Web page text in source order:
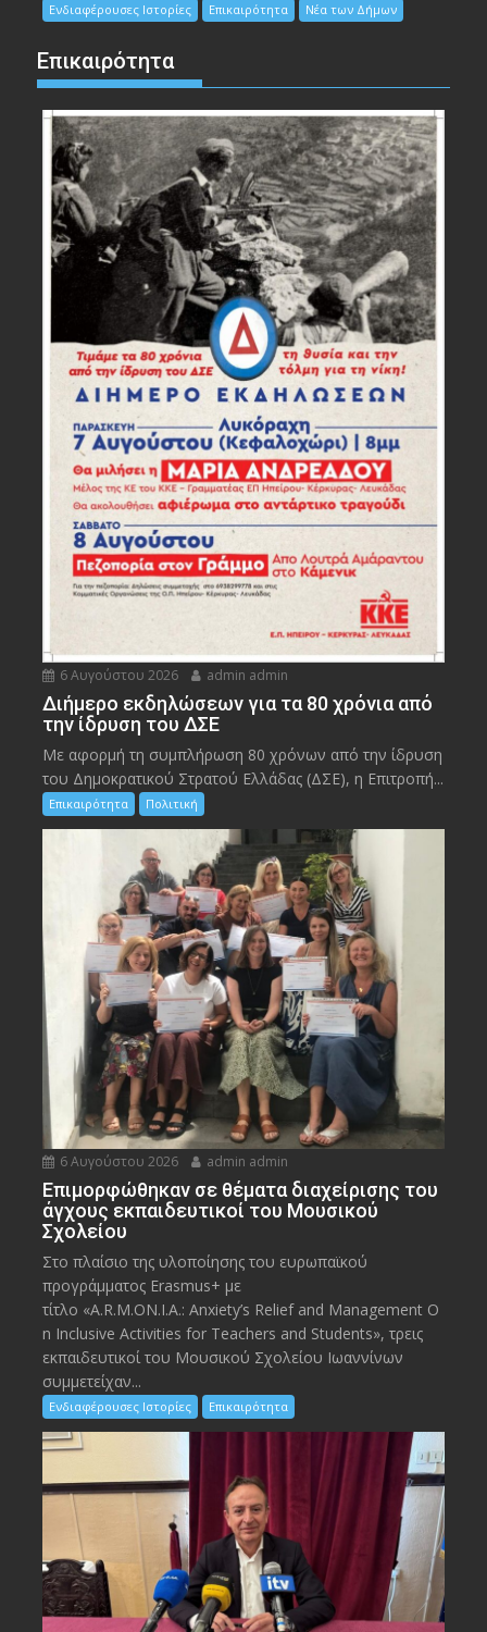
Ενδιαφέρουσες Ιστορίες Επικαιρότητα Νέα των Δήμων
Επικαιρότητα
6 Αυγούστου 2026 admin admin
Διήμερο εκδηλώσεων για τα 80 χρόνια από
την ίδρυση του ΔΣΕ
Με αφορμή τη συμπλήρωση 80 χρόνων από την ίδρυση
του Δημοκρατικού Στρατού Ελλάδας (ΔΣΕ), η Επιτροπή...
Επικαιρότητα Πολιτική
6 Αυγούστου 2026 admin admin
Eπιμορφώθηκαν σε θέματα διαχείρισης του
άγχους εκπαιδευτικοί του Μουσικού
Σχολείου
Στο πλαίσιο της υλοποίησης του ευρωπαϊκού
προγράμματος Erasmus+ με
τίτλο «A.R.M.ON.I.A.: Anxiety’s Relief and Management O
n Inclusive Activities for Teachers and Students», τρεις
εκπαιδευτικοί του Μουσικού Σχολείου Ιωαννίνων
συμμετείχαν...
Ενδιαφέρουσες Ιστορίες Επικαιρότητα